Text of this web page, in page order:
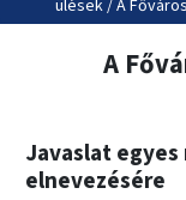
ülések / A
A
Javaslat
elnevezésére